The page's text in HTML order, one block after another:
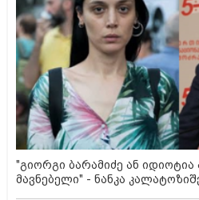
"გიორგი ბარამიძე ან
მავნებელი" - ნანკა